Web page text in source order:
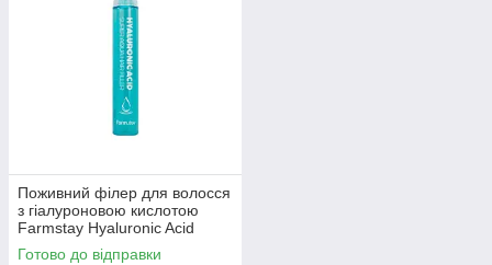
Поживний філер для волосся
з гіалуроновою кислотою
Farmstay Hyaluronic Acid
Super Aqua Hair Filler 1
Готово до відправки